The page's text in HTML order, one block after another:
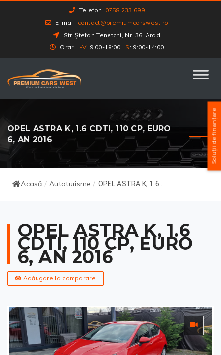
Telefon: 0758 233 699
E-mail: contact@premiumcarswest.ro
Str. Ștefan Tenetchi, Nr. 36, Arad
Orar: L-V: 9:00-18:00 | S : 9:00-14:00
OPEL ASTRA K, 1.6 CDTI, 110 CP, EURO
6, AN 2016
Acasă / Autoturisme / OPEL ASTRA K, 1.6...
OPEL ASTRA K, 1.6
CDTI, 110 CP, EURO
6, AN 2016
Adăugare la comparare
Soluții de finanțare